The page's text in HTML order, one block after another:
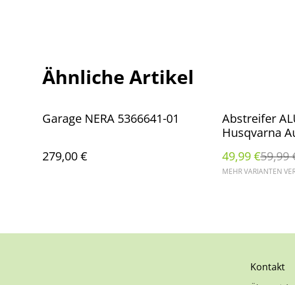
Ähnliche Artikel
Garage NERA 5366641-01
279,00 €
%
Abstreifer
Husqvarna
40/450X
49,99 €59,99
MEHR VARIANTEN
Kontakt